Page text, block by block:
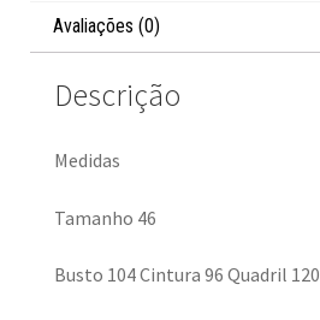
Avaliações (0)
Descrição
Medidas
Tamanho 46
Busto 104 Cintura 96 Quadril 120